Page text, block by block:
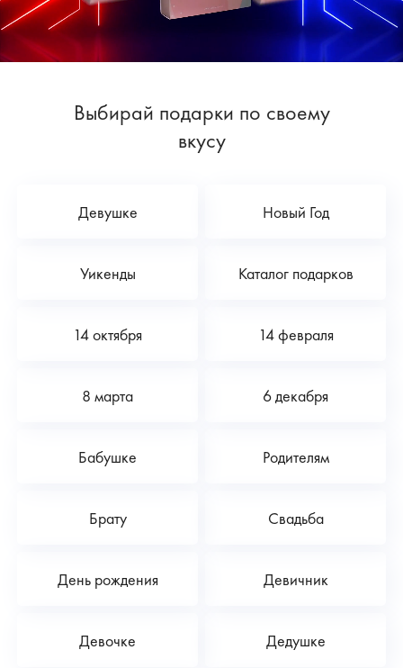
Выбирай подарки по своему
вкусу
Девушке Новый Год
Уикенды Каталог подарков
14 октября 14 февраля
8 марта 6 декабря
Бабушке Родителям
Брату Свадьба
День рождения Девичник
Девочке Дедушке